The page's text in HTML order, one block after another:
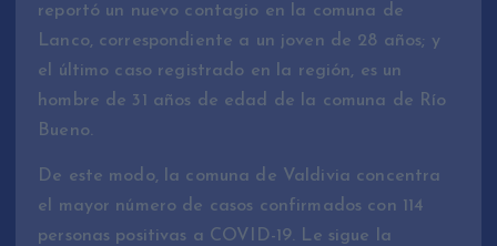
reportó un nuevo contagio en la comuna de
Lanco, correspondiente a un joven de 28 años; y
el último caso registrado en la región, es un
hombre de 31 años de edad de la comuna de Río
Bueno.
De este modo, la comuna de Valdivia concentra
el mayor número de casos confirmados con 114
personas positivas a COVID-19. Le sigue la